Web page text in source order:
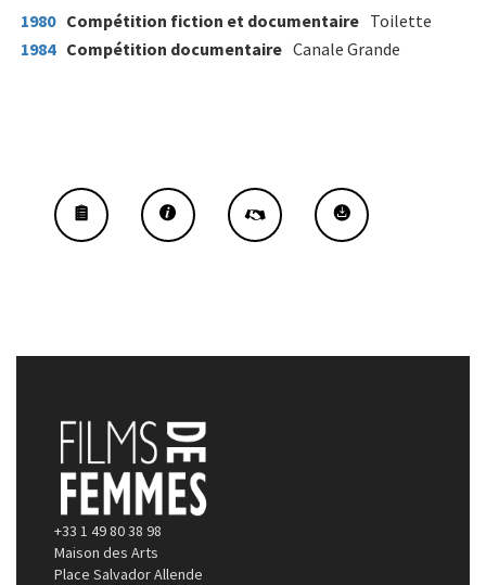
1980 Compétition fiction et documentaire Toilette
1984 Compétition documentaire Canale Grande
+33 1 49 80 38 98
Maison des Arts
Place Salvador Allende